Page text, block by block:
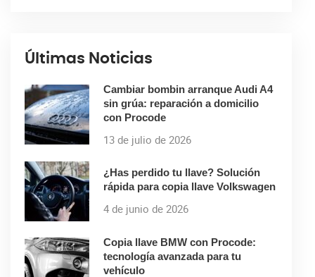
Últimas Noticias
Cambiar bombin arranque Audi A4
sin grúa: reparación a domicilio
con Procode
13 de julio de 2026
¿Has perdido tu llave? Solución
rápida para copia llave Volkswagen
4 de junio de 2026
Copia llave BMW con Procode:
tecnología avanzada para tu
vehículo